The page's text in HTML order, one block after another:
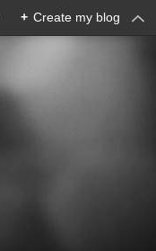
+ Create my blog